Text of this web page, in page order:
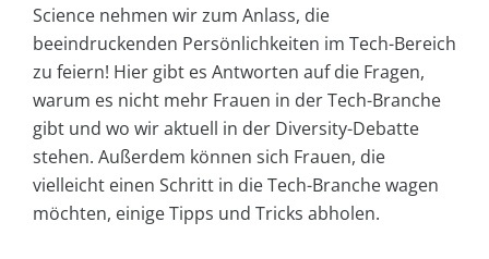
Science nehmen wir zum Anlass, die
beeindruckenden Persönlichkeiten im Tech-Bereich
zu feiern! Hier gibt es Antworten auf die Fragen,
warum es nicht mehr Frauen in der Tech-Branche
gibt und wo wir aktuell in der Diversity-Debatte
stehen. Außerdem können sich Frauen, die
vielleicht einen Schritt in die Tech-Branche wagen
möchten, einige Tipps und Tricks abholen.